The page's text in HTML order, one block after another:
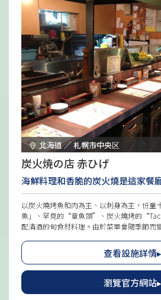
北海道 ／ 札幌市中央区
炭火焼の店 赤ひげ
海鮮料理和香脆的炭火燒是這家餐
以炭火燒烤魚和肉為主、以刺身為主，份量
魚」、罕見的“章魚頭”、炭火燒烤的
配清酒的旬食材料理。由於菜單會隨季節而
查看設施詳情▸
瀏覽官方網站▸